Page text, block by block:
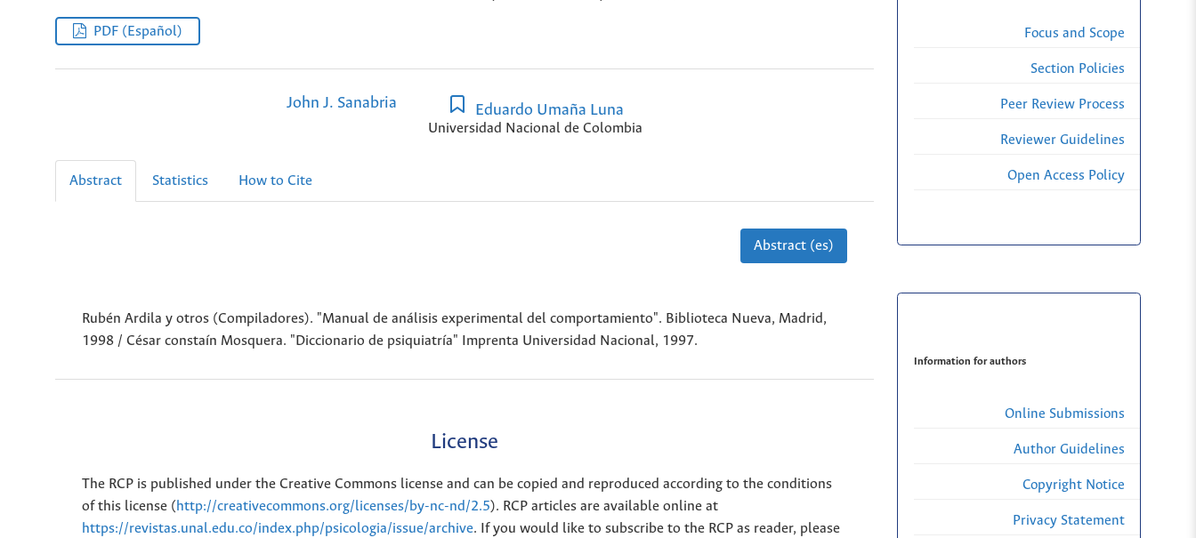
PDF (Español)
John J. Sanabria Eduardo Umaña Luna
Universidad Nacional de Colombia
Abstract Statistics How to Cite
Abstract (es)
Rubén Ardila y otros (Compiladores). "Manual de análisis experimental del comportamiento". Biblioteca Nueva, Madrid,
1998 / César constaín Mosquera. "Diccionario de psiquiatría" Imprenta Universidad Nacional, 1997.
License
The RCP is published under the Creative Commons license and can be copied and reproduced according to the conditions
of this license (http://creativecommons.org/licenses/by-nc-nd/2.5). RCP articles are available online at
https://revistas.unal.edu.co/index.php/psicologia/issue/archive. If you would like to subscribe to the RCP as reader, please
Focus and Scope
Section Policies
Peer Review Process
Reviewer Guidelines
Open Access Policy
Information for authors
Online Submissions
Author Guidelines
Copyright Notice
Privacy Statement